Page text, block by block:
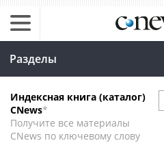
Разделы
Индексная книга (каталог)
CNews*
Получите все материалы
CNews по ключевому слову